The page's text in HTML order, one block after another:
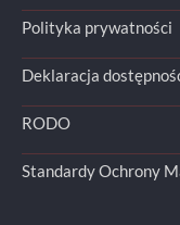
Polityka prywatności
Deklaracja
RODO
Standardy Ochrony